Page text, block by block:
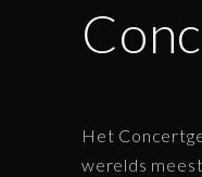
Het
werelds